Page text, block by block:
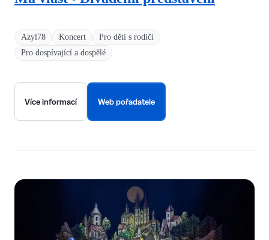
Azyl78 Koncert
Pro děti s rodiči
Pro dospívající a dospělé
Více informací Web pořadatele